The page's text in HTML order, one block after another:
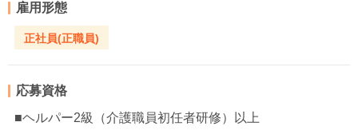
雇用形態
正社員(正職員)
応募資格
■ヘルパー2級（介護職員初任者研修）以上